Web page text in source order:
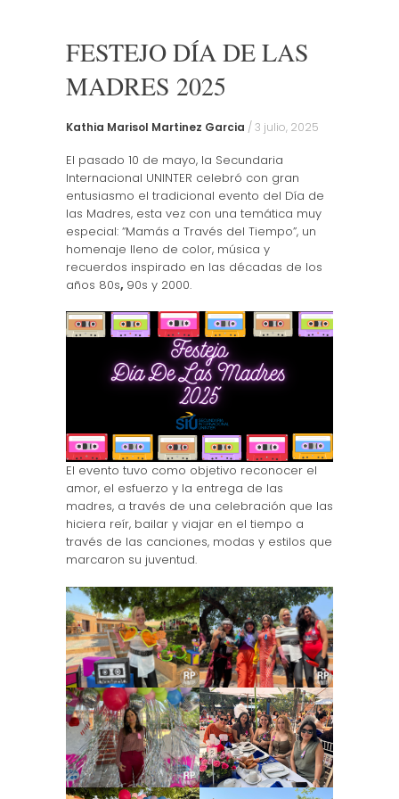
FESTEJO DÍA DE LAS
MADRES 2025
Kathia Marisol Martinez Garcia /3 julio, 2025
El pasado 10 de mayo, la Secundaria
Internacional UNINTER celebró con gran
entusiasmo el tradicional evento del Día de
las Madres, esta vez con una temática muy
especial: “Mamás a Través del Tiempo”, un
homenaje lleno de color, música y
recuerdos inspirado en las décadas de los
años 80s, 90s y 2000.
El evento tuvo como objetivo reconocer el
amor, el esfuerzo y la entrega de las
madres, a través de una celebración que las
hiciera reír, bailar y viajar en el tiempo a
través de las canciones, modas y estilos que
marcaron su juventud.